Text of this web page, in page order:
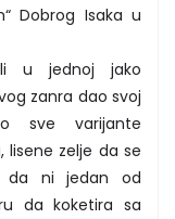
Dobrog Isaka u
u jednoj jako
zanra dao svoj
sve varijante
lisene zelje da se
da ni jedan od
da koketira sa